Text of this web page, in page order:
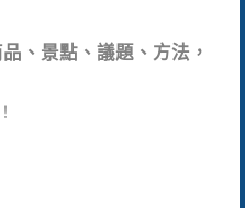
、景點、議題、方法，